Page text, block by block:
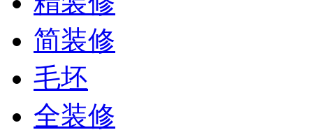
简装修
毛坯
全装修